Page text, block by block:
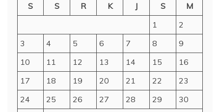
S
S R K J S
M
1
2
3
4 5 6 7 8
9
10
11 12 13 14 15
16
17
18 19 20 21 22
23
24
25 26 27 28 29
30